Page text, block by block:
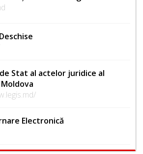
Stat al actelor juridice al
Electronică